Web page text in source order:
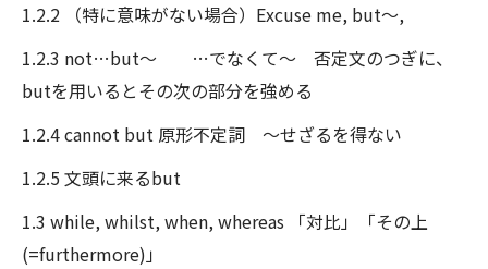
1.2.2 （特に意味がない場合）Excuse me, but～,
1.2.3 not…but～ …でなくて～ 否定文のつぎに、
butを用いるとその次の部分を強める
1.2.4 cannot but 原形不定詞 ～せざるを得ない
1.2.5 文頭に来るbut
1.3 while, whilst, when, whereas 「対比」「その上
(=furthermore)」